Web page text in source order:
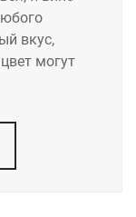
вкус,
могут